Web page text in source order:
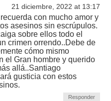
21 diciembre, 2022 at 13:17
con mucho amor y
asesinos sin escrúpulos.
sobre ellos todo el
crimen orrendo..Debe de
cómo mismo
el Gran hombre y querido
allá..Santiago
gusticia con estos
Responder